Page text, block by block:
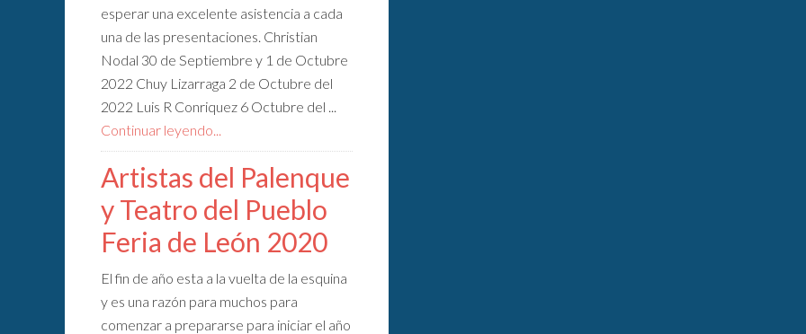
esperar una excelente asistencia a cada
una de las presentaciones. Christian
Nodal 30 de Septiembre y 1 de Octubre
2022 Chuy Lizarraga 2 de Octubre del
2022 Luis R Conriquez 6 Octubre del ...
Continuar leyendo...
Artistas del Palenque
y Teatro del Pueblo
Feria de León 2020
El fin de año esta a la vuelta de la esquina
y es una razón para muchos para
comenzar a prepararse para iniciar el año